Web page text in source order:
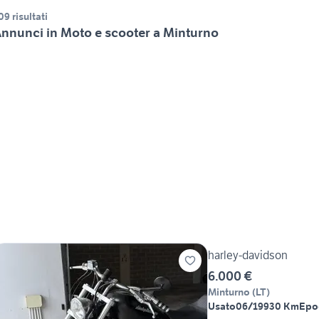
risultati
in Moto e scooter a Minturno
harley-davidson
6.000 €
Minturno (LT)
Usato06/19930 Km